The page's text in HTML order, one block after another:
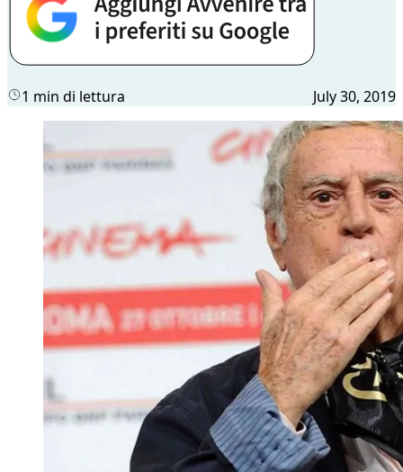
1 min di lettura July 30, 2019